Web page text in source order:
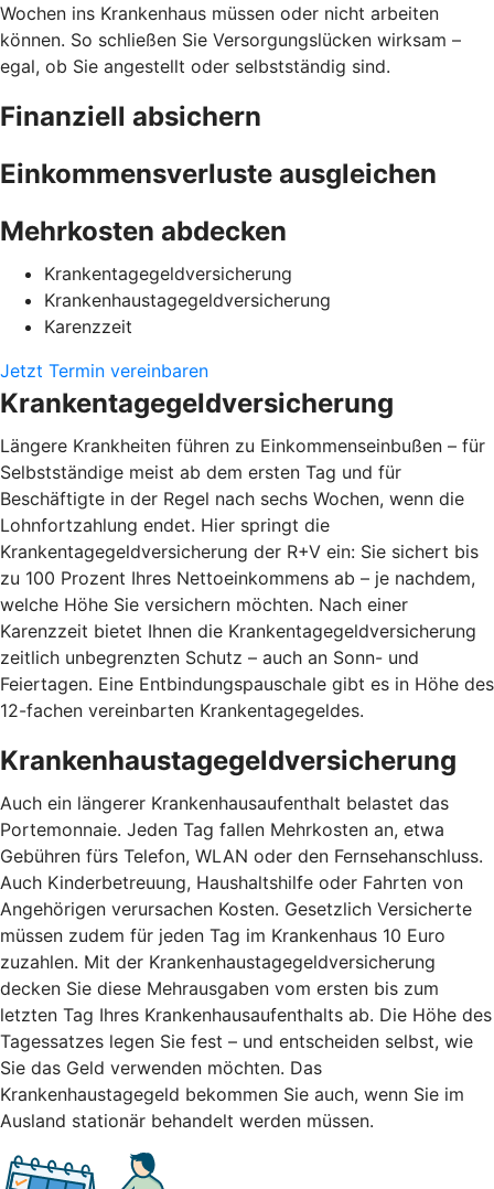
Wochen ins Krankenhaus müssen oder nicht arbeiten
können. So schließen Sie Versorgungslücken wirksam –
egal, ob Sie angestellt oder selbstständig sind.
Finanziell absichern
Einkommensverluste ausgleichen
Mehrkosten abdecken
Krankentagegeldversicherung
Krankenhaustagegeldversicherung
Karenzzeit
Jetzt Termin vereinbaren
Krankentagegeldversicherung
Längere Krankheiten führen zu Einkommenseinbußen – für
Selbstständige meist ab dem ersten Tag und für
Beschäftigte in der Regel nach sechs Wochen, wenn die
Lohnfortzahlung endet. Hier springt die
Krankentagegeldversicherung der R+V ein: Sie sichert bis
zu 100 Prozent Ihres Nettoeinkommens ab – je nachdem,
welche Höhe Sie versichern möchten. Nach einer
Karenzzeit bietet Ihnen die Krankentagegeldversicherung
zeitlich unbegrenzten Schutz – auch an Sonn- und
Feiertagen. Eine Entbindungspauschale gibt es in Höhe des
12-fachen vereinbarten Krankentagegeldes.
Krankenhaustagegeldversicherung
Auch ein längerer Krankenhausaufenthalt belastet das
Portemonnaie. Jeden Tag fallen Mehrkosten an, etwa
Gebühren fürs Telefon, WLAN oder den Fernsehanschluss.
Auch Kinderbetreuung, Haushaltshilfe oder Fahrten von
Angehörigen verursachen Kosten. Gesetzlich Versicherte
müssen zudem für jeden Tag im Krankenhaus 10 Euro
zuzahlen. Mit der Krankenhaustagegeldversicherung
decken Sie diese Mehrausgaben vom ersten bis zum
letzten Tag Ihres Krankenhausaufenthalts ab. Die Höhe des
Tagessatzes legen Sie fest – und entscheiden selbst, wie
Sie das Geld verwenden möchten. Das
Krankenhaustagegeld bekommen Sie auch, wenn Sie im
Ausland stationär behandelt werden müssen.